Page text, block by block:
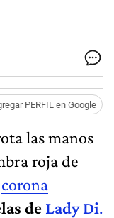
PERFIL en Google
las manos
roja de
corona
de Lady Di.